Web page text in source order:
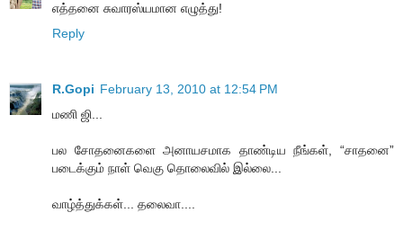
எத்தனை சுவாரஸ்யமான எழுத்து!
Reply
R.Gopi February 13, 2010 at 12:54 PM
மணி ஜி...
பல சோதனைகளை அனாயசமாக தாண்டிய நீங்கள், “சாதனை”
படைக்கும் நாள் வெகு தொலைவில் இல்லை...
வாழ்த்துக்கள்... தலைவா....